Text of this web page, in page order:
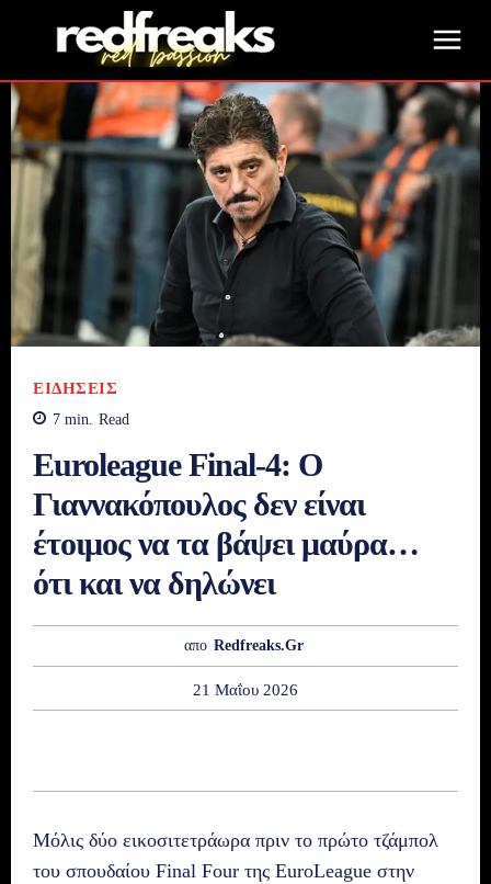
ΕΙΔΉΣΕΙΣ
7 min. Read
Euroleague Final-4: Ο
Γιαννακόπουλος δεν είναι
έτοιμος να τα βάψει μαύρα…
ότι και να δηλώνει
απο Redfreaks.gr
21 Μαΐου 2026
Μόλις δύο εικοσιτετράωρα πριν το πρώτο τζάμπολ
του σπουδαίου Final Four της EuroLeague στην